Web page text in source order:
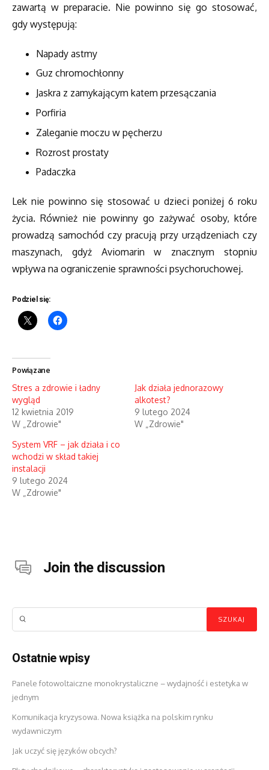
zawartą w preparacie. Nie powinno się go stosować,
gdy występują:
Napady astmy
Guz chromochłonny
Jaskra z zamykającym katem przesączania
Porfiria
Zaleganie moczu w pęcherzu
Rozrost prostaty
Padaczka
Lek nie powinno się stosować u dzieci poniżej 6 roku
życia. Również nie powinny go zażywać osoby, które
prowadzą samochód czy pracują przy urządzeniach czy
maszynach, gdyż Aviomarin w znacznym stopniu
wpływa na ograniczenie sprawności psychoruchowej.
Podziel się:
Powiązane
Stres a zdrowie i ładny
wygląd
12 kwietnia 2019
W „Zdrowie"
Jak działa jednorazowy
alkotest?
9 lutego 2024
W „Zdrowie"
System VRF – jak działa i co
wchodzi w skład takiej
instalacji
9 lutego 2024
W „Zdrowie"
Join the discussion
Ostatnie wpisy
Panele fotowoltaiczne monokrystaliczne – wydajność i estetyka w
jednym
Komunikacja kryzysowa. Nowa książka na polskim rynku
wydawniczym
Jak uczyć się języków obcych?